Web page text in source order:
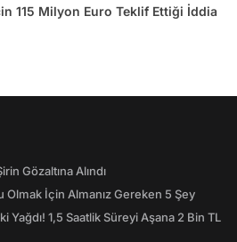
115 Milyon Euro Teklif Ettiği İddia
Gözaltına Alındı
Olmak İçin Almanız Gereken 5 Şey
1,5 Saatlik Süreyi Aşana 2 Bin TL